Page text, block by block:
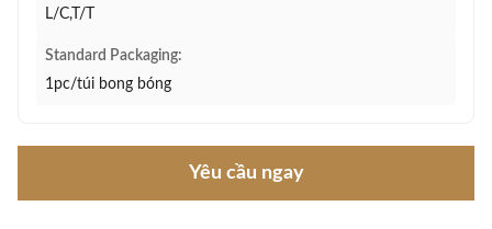
L/C,T/T
Standard Packaging:
1pc/túi bong bóng
Yêu cầu ngay